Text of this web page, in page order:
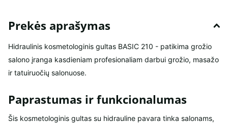
Prekės aprašymas
Hidraulinis kosmetologinis gultas BASIC 210 - patikima grožio
salono įranga kasdieniam profesionaliam darbui grožio, masažo
ir tatuiruočių salonuose.
Paprastumas ir funkcionalumas
Šis kosmetologinis gultas su hidrauline pavara tinka salonams,